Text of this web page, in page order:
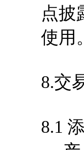
点披
使用。
8.交
8.1